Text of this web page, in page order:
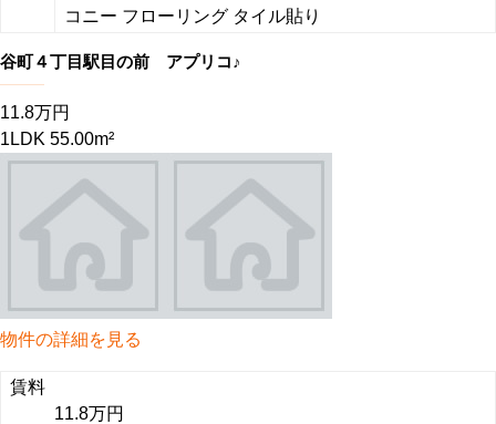
コニー フローリング タイル貼り
谷町４丁目駅目の前 アプリコ♪
11.8万円
1LDK 55.00m²
物件の詳細を見る
賃料
11.8万円